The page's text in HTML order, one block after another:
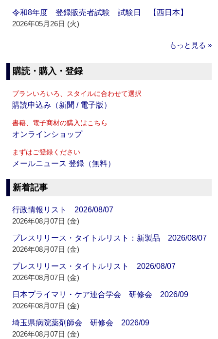
令和8年度 登録販売者試験 試験日 【西日本】
2026年05月26日 (火)
もっと見る »
購読・購入・登録
プランいろいろ、スタイルに合わせて選択
購読申込み（新聞 / 電子版）
書籍、電子商材の購入はこちら
オンラインショップ
まずはご登録ください
メールニュース 登録（無料）
新着記事
行政情報リスト 2026/08/07
2026年08月07日 (金)
プレスリリース・タイトルリスト：新製品 2026/08/07
2026年08月07日 (金)
プレスリリース・タイトルリスト 2026/08/07
2026年08月07日 (金)
日本プライマリ・ケア連合学会 研修会 2026/09
2026年08月07日 (金)
埼玉県病院薬剤師会 研修会 2026/09
2026年08月07日 (金)